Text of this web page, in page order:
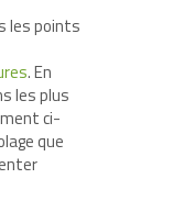
les points
. En
les plus
ci-
que